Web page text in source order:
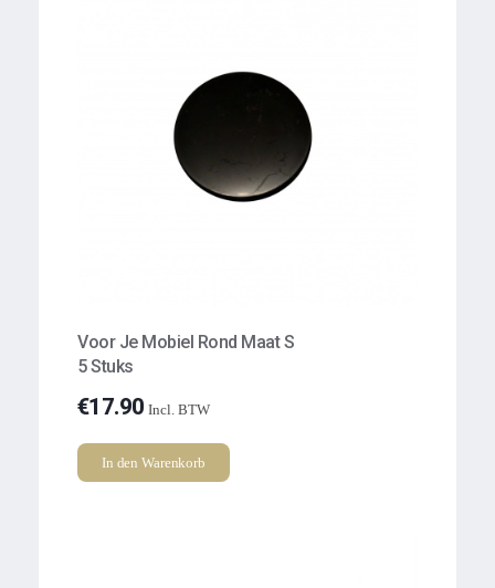
Voor Je Mobiel Rond Maat S
5 Stuks
€17.90 Incl. BTW
In den Warenkorb